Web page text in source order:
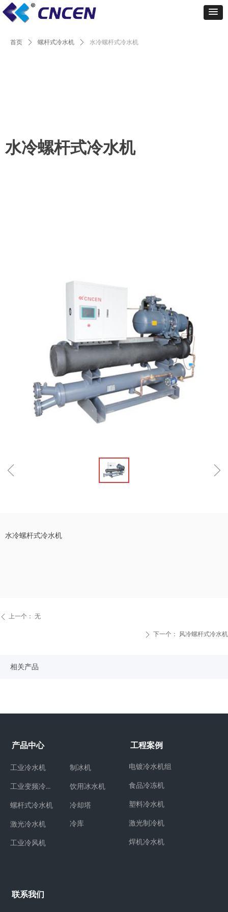
首页 ꄲ 螺杆式冷水机 ꄲ 水冷螺杆式冷水机
相关产品
ꄴ 上一个： 无
ꄲ 下一个： 风冷螺杆式冷水机
ꁆ ꁇ
水冷螺杆式冷水机
水冷螺杆式冷水机
产品中心
工业冷水机
工业变频冷水机
螺杆式冷水机
激光冷水机
工业冷风机
制冰机
饮用冰水机
冷却塔
冷库
工程案例
电镀冷水机组
食品冷冻机
塑料冷水机
激光制冷机
焊机冷水机
联系我们